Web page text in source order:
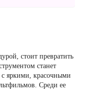
стоит превратить
станет
с яркими, красочными
Среди ее